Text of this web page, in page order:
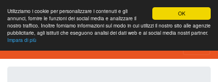
OK
Utilizziamo i cookie per personalizzare i contenuti e gli
annunci, fornire le funzioni dei social media e analizzare il
nostro traffico. Inoltre forniamo informazioni sul modo in cui utilizzi il nostro sito alle agenzie
pubblicitarie, agli istituti che eseguono analisi dei dati web e ai social media nostri partner.
Impara di più
Website Review